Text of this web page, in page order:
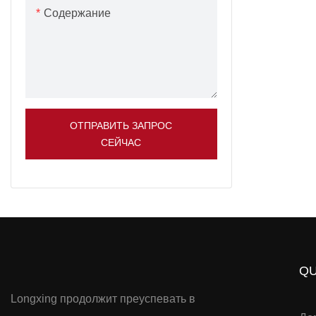
Содержание
ОТПРАВИТЬ ЗАПРОС
СЕЙЧАС
Longxing продолжит преуспевать в